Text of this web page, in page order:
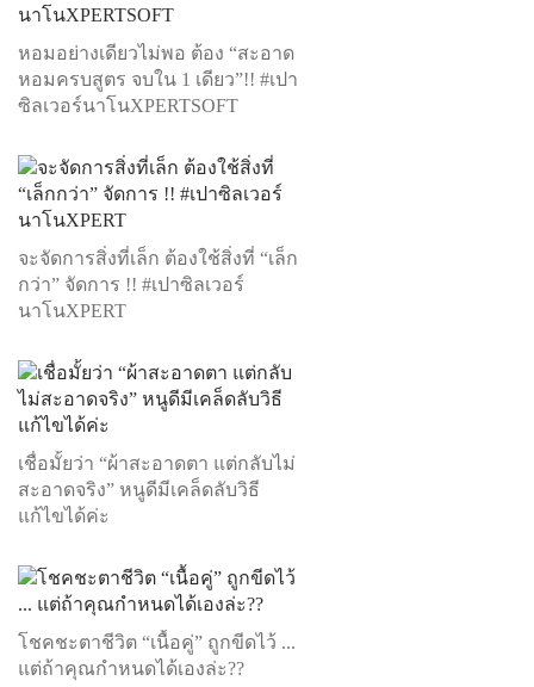
หอมอย่างเดียวไม่พอ ต้อง “สะอาด
หอมครบสูตร จบใน 1 เดียว”!! #เปา
ซิลเวอร์นาโนXPERTSOFT
จะจัดการสิ่งที่เล็ก ต้องใช้สิ่งที่ “เล็ก
กว่า” จัดการ !! #เปาซิลเวอร์
นาโนXPERT
เชื่อมั้ยว่า “ผ้าสะอาดตา แต่กลับไม่
สะอาดจริง” หนูดีมีเคล็ดลับวิธี
แก้ไขได้ค่ะ
โชคชะตาชีวิต “เนื้อคู่” ถูกขีดไว้ ...
แต่ถ้าคุณกำหนดได้เองล่ะ??